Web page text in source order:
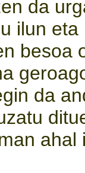
da
ilun
besoa
da